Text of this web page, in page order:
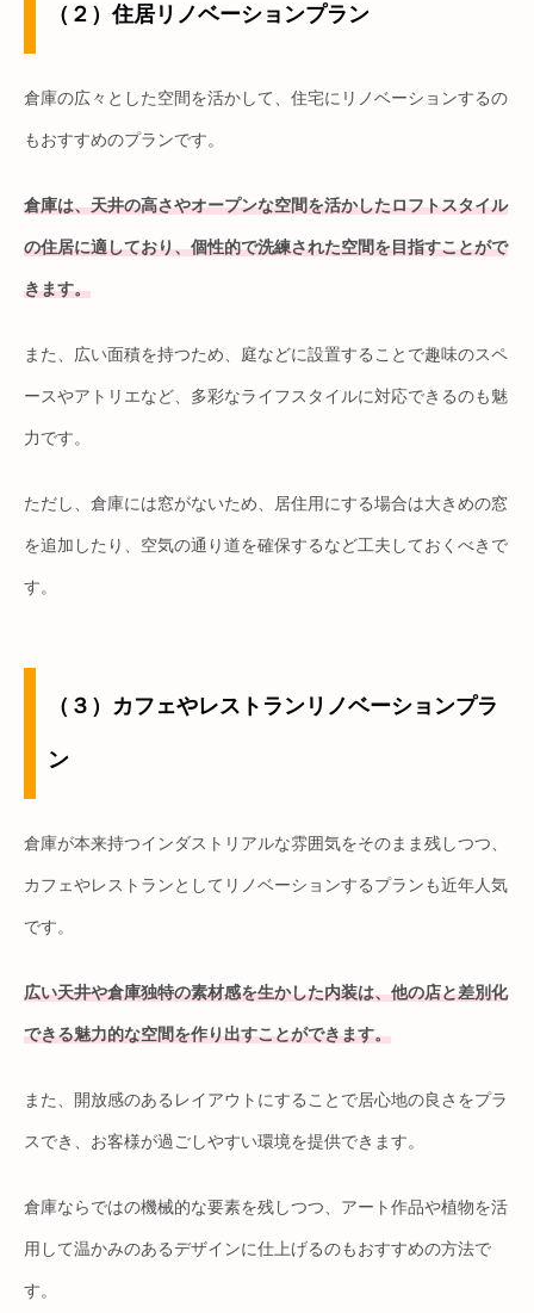
（２）住居リノベーションプラン
倉庫の広々とした空間を活かして、住宅にリノベーションするの
もおすすめのプランです。
倉庫は、天井の高さやオープンな空間を活かしたロフトスタイル
の住居に適しており、個性的で洗練された空間を目指すことがで
きます。
また、広い面積を持つため、庭などに設置することで趣味のスペ
ースやアトリエなど、多彩なライフスタイルに対応できるのも魅
力です。
ただし、倉庫には窓がないため、居住用にする場合は大きめの窓
を追加したり、空気の通り道を確保するなど工夫しておくべきで
す。
（３）カフェやレストランリノベーションプラ
ン
倉庫が本来持つインダストリアルな雰囲気をそのまま残しつつ、
カフェやレストランとしてリノベーションするプランも近年人気
です。
広い天井や倉庫独特の素材感を生かした内装は、他の店と差別化
できる魅力的な空間を作り出すことができます。
また、開放感のあるレイアウトにすることで居心地の良さをプラ
スでき、お客様が過ごしやすい環境を提供できます。
倉庫ならではの機械的な要素を残しつつ、アート作品や植物を活
用して温かみのあるデザインに仕上げるのもおすすめの方法で
す。